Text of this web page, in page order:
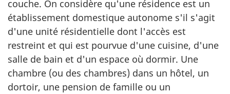
couche. On considère qu'une résidence est un
établissement domestique autonome s'il s'agit
d'une unité résidentielle dont l'accès est
restreint et qui est pourvue d'une cuisine, d'une
salle de bain et d'un espace où dormir. Une
chambre (ou des chambres) dans un hôtel, un
dortoir, une pension de famille ou un